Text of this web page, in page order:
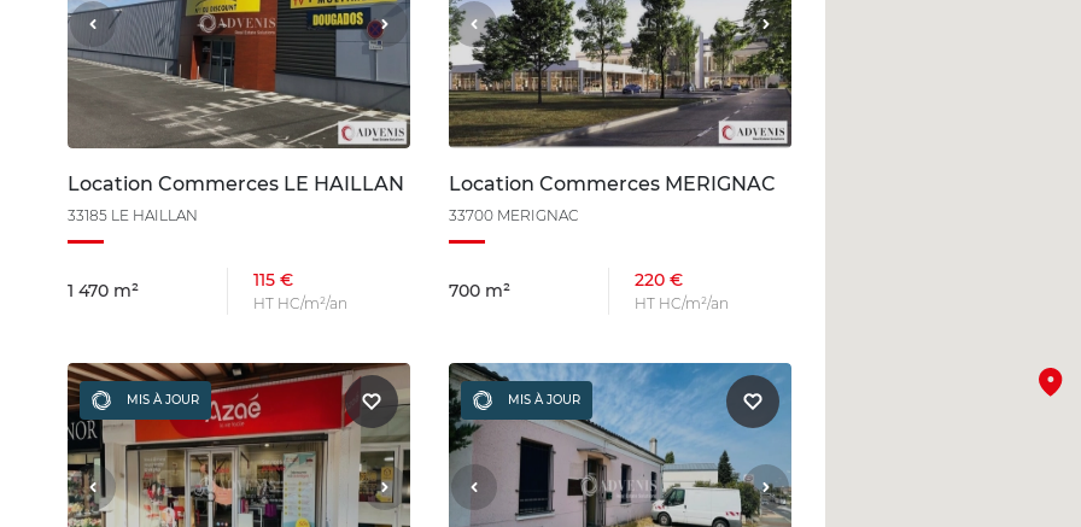
Location Commerces LE HAILLAN
33185 LE HAILLAN
1 470 m² 115 €
HT HC/m²/an
Location Commerces MERIGNAC
33700 MERIGNAC
700 m² 220 €
HT HC/m²/an
MIS À JOUR MIS À JOUR